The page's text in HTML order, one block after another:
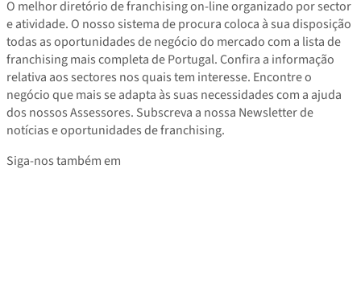
O melhor diretório de franchising on-line organizado por sector
e atividade. O nosso sistema de procura coloca à sua disposição
todas as oportunidades de negócio do mercado com a lista de
franchising mais completa de Portugal. Confira a informação
relativa aos sectores nos quais tem interesse. Encontre o
negócio que mais se adapta às suas necessidades com a ajuda
dos nossos Assessores. Subscreva a nossa Newsletter de
notícias e oportunidades de franchising.
Siga-nos também em